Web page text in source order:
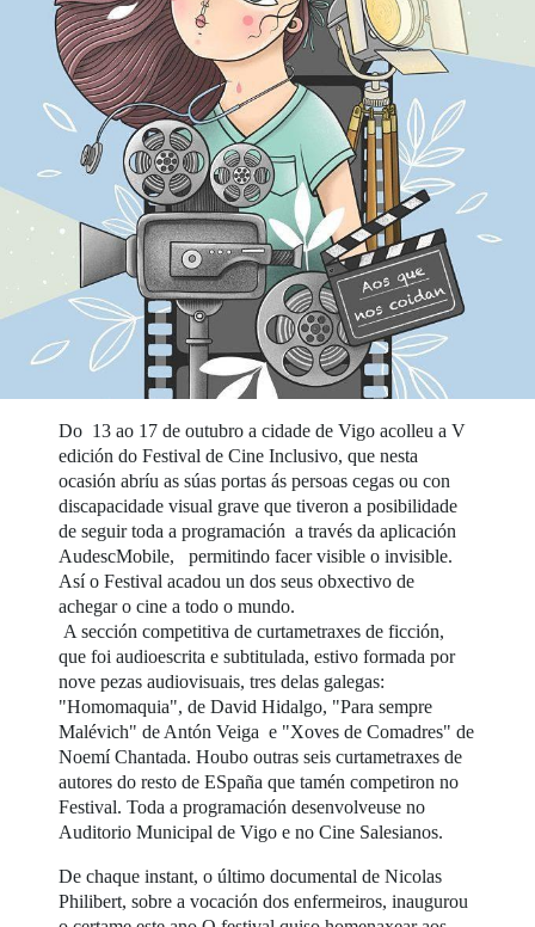
Do 13 ao 17 de outubro a cidade de Vigo acolleu a V
edición do Festival de Cine Inclusivo, que nesta
ocasión abríu as súas portas ás persoas cegas ou con
discapacidade visual grave que tiveron a posibilidade
de seguir toda a programación a través da aplicación
AudescMobile, permitindo facer visible o invisible.
Así o Festival acadou un dos seus obxectivo de
achegar o cine a todo o mundo.
A sección competitiva de curtametraxes de ficción,
que foi audioescrita e subtitulada, estivo formada por
nove pezas audiovisuais, tres delas galegas:
"Homomaquia", de David Hidalgo, "Para sempre
Malévich" de Antón Veiga e "Xoves de Comadres" de
Noemí Chantada. Houbo outras seis curtametraxes de
autores do resto de ESpaña que tamén competiron no
Festival. Toda a programación desenvolveuse no
Auditorio Municipal de Vigo e no Cine Salesianos.
De chaque instant, o último documental de Nicolas
Philibert, sobre a vocación dos enfermeiros, inaugurou